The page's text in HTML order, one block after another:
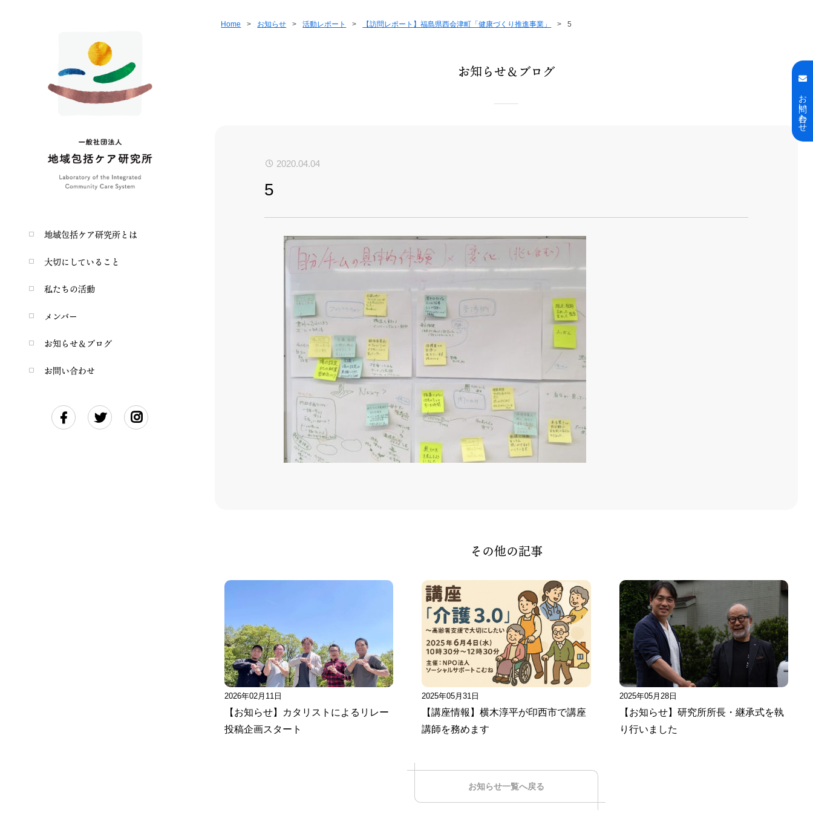
地域包括ケア研究所とは
大切にしていること
私たちの活動
メンバー
お知らせ＆ブログ
お問い合わせ
Home > お知らせ > 活動レポート > 【訪問レポート】福島県西会津町「健康づくり推進事業」 > 5
お知らせ＆ブログ
2020.04.04
5
その他の記事
2026年02月11日
【お知らせ】カタリストによるリレー
投稿企画スタート
2025年05月31日
【講座情報】横木淳平が印西市で講座
講師を務めます
2025年05月28日
【お知らせ】研究所所長・継承式を執
り行いました
お知らせ一覧へ戻る
お問い合わせ